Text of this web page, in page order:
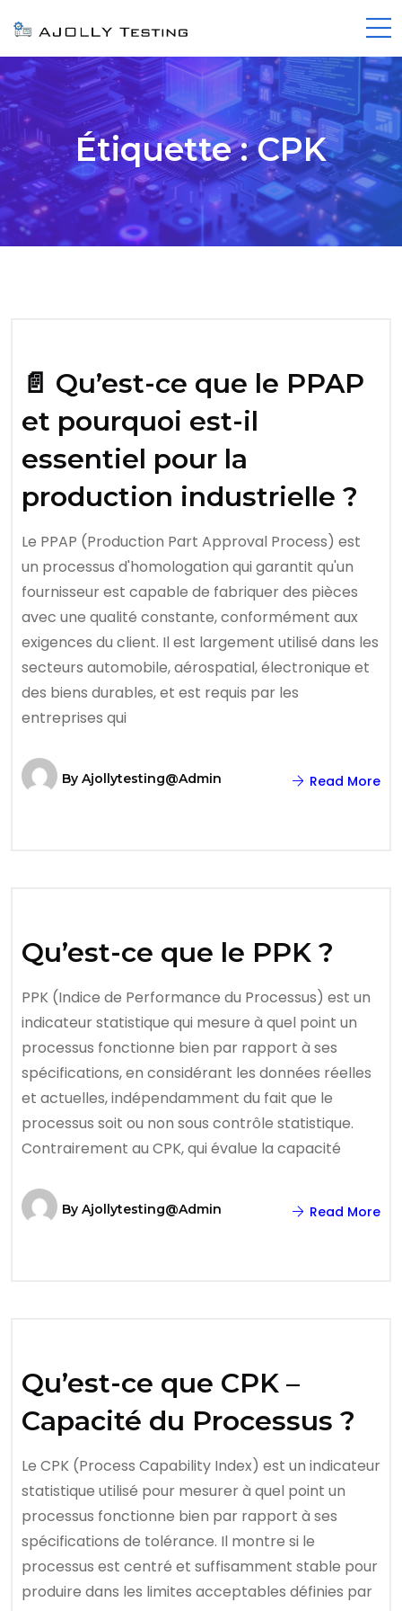
Étiquette :CPK
📄 Qu’est-ce que le PPAP
et pourquoi est-il
essentiel pour la
production industrielle ?
Le PPAP (Production Part Approval Process) est
un processus d'homologation qui garantit qu'un
fournisseur est capable de fabriquer des pièces
avec une qualité constante, conformément aux
exigences du client. Il est largement utilisé dans les
secteurs automobile, aérospatial, électronique et
des biens durables, et est requis par les
entreprises qui
By Ajollytesting@admin Read More
Qu’est-ce que le PPK ?
PPK (Indice de Performance du Processus) est un
indicateur statistique qui mesure à quel point un
processus fonctionne bien par rapport à ses
spécifications, en considérant les données réelles
et actuelles, indépendamment du fait que le
processus soit ou non sous contrôle statistique.
Contrairement au CPK, qui évalue la capacité
By Ajollytesting@admin Read More
Qu’est-ce que CPK –
Capacité du Processus ?
Le CPK (Process Capability Index) est un indicateur
statistique utilisé pour mesurer à quel point un
processus fonctionne bien par rapport à ses
spécifications de tolérance. Il montre si le
processus est centré et suffisamment stable pour
produire dans les limites acceptables définies par